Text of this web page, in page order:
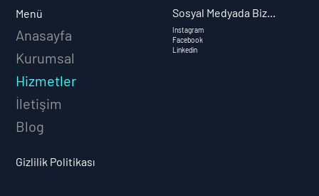
Menü
Anasayfa
Kurumsal
Hizmetler
İletişim
Blog
Gizlilik Politikası
Sosyal Medyada Biz...
Instagram
Facebook
Linkedin